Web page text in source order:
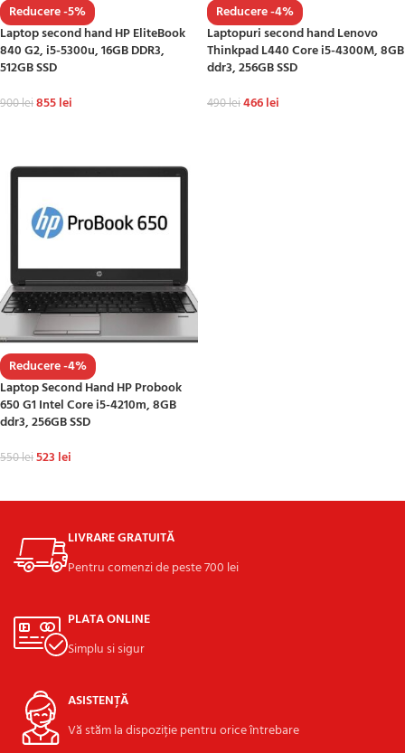
Reducere -5%
Laptop second hand HP EliteBook
840 G2, i5-5300u, 16GB DDR3,
512GB SSD
900lei855lei
Reducere -4%
Laptopuri second hand Lenovo
Thinkpad L440 Core i5-4300M, 8GB
ddr3, 256GB SSD
490lei466lei
Reducere -4%
Laptop Second Hand HP Probook
650 G1 Intel Core i5-4210m, 8GB
ddr3, 256GB SSD
550lei523 lei
LIVRARE GRATUITĂ
Pentru comenzi de peste 700 lei
PLATA ONLINE
Simplu si sigur
ASISTENȚĂ
Vă stăm la dispoziție pentru orice întrebare